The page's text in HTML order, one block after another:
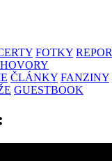
FOTKY
ČLÁNKY FANZINY
GUESTBOOK